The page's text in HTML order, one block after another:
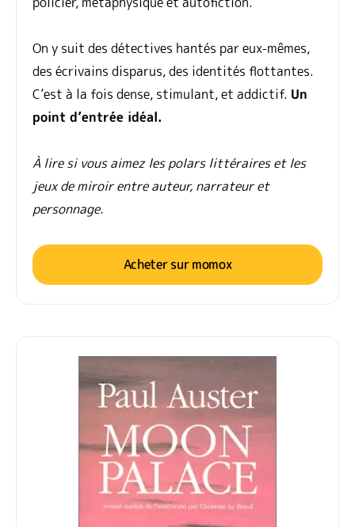
On y suit des détectives hantés par eux-mêmes,
des écrivains disparus, des identités flottantes.
C’est à la fois dense, stimulant, et addictif. Un
point d’entrée idéal.
À lire si vous aimez les polars littéraires et les
jeux de miroir entre auteur, narrateur et
personnage.
Acheter sur momox